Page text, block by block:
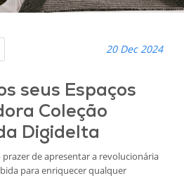
20 Dec 2024
seus Espaços
Coleção
Digidelta
prazer de apresentar a revolucionária
para enriquecer qualquer